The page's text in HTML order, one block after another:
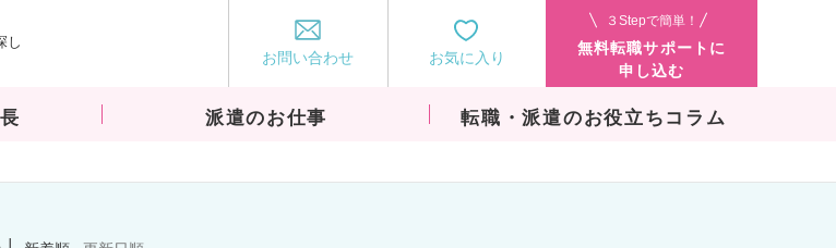
し
お問い合わせ お気に入り
３Stepで簡単！
無料転職サポートに
申し込む
派遣のお仕事 転職・派遣のお役立ちコラム